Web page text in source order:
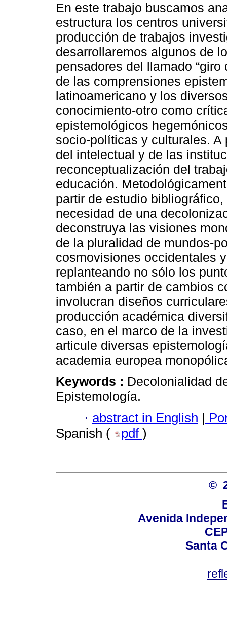
En este trabajo buscamos
estructura los centros
producción de trabajos
desarrollaremos algunos de
pensadores del llamado
de las comprensiones
latinoamericano y los
conocimiento-otro como
epistemológicos
socio-políticas y culturales.
del intelectual y de las
reconceptualización del
educación.
partir de estudio
necesidad de una
deconstruya las visiones
de la pluralidad de mundos-
cosmovisiones occidentales
replanteando no sólo los
también a partir de cambios
involucran diseños
producción académica
caso, en el marco de la
articule diversas
academia europea
Keywords : Decolonialidad
Epistemología.
· abstract in English |
Spanish (
pdf )
©
Avenida
Santa